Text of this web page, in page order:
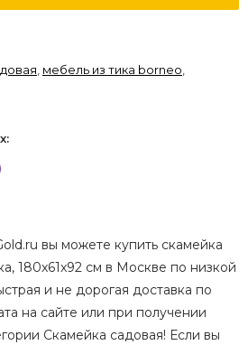
, мебель из тика borneo,
вы можете купить скамейка
180x61x92 см в Москве по низкой
и не дорогая доставка по
на сайте или при получении
Скамейка садовая! Если вы